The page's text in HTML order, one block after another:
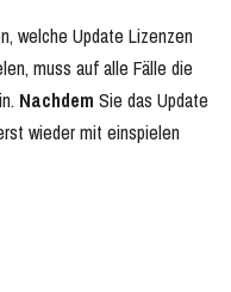
welche Update Lizenzen
muss auf alle Fälle die
Nachdem Sie das Update
wieder mit einspielen